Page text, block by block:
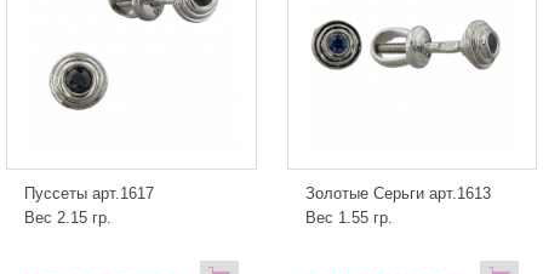
Пуссеты арт.1617
Вес 2.15 гр.
Золотые Серьги арт.1613
Вес 1.55 гр.